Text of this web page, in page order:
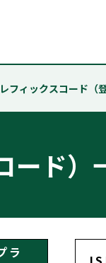
フィックスコード（
ード）
ラ